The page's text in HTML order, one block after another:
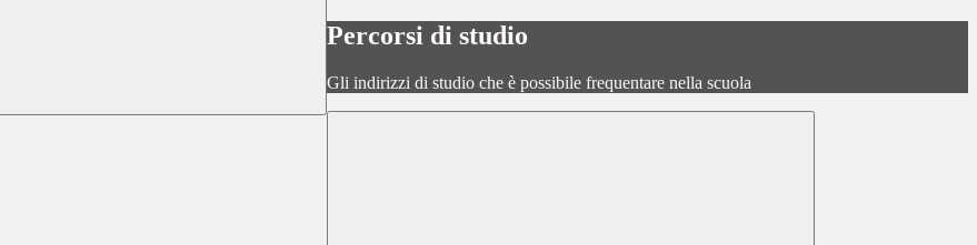
Percorsi di studio
Gli indirizzi di studio che è possibile frequentare nella scuola